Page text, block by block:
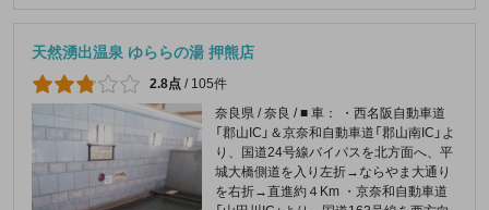
天然湧出温泉 ゆららの湯 押熊店
2.8点 / 105件
奈良県 / 奈良 / ■ 車： ・西名阪自動車道
「郡山IC」＆京奈和自動車道「郡山南IC」よ
り、国道24号線バイパスを北方面へ、平
城大橋側道を入り左折→ならやま大通り
を右折→直進約４Km ・京奈和自動車道